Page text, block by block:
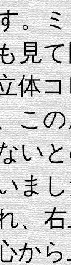
。
見
コ
こ
い
ま
、
か